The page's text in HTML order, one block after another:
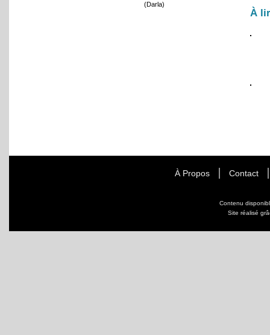
(Darla)
À
À Propos Contact
Contenu
Site réalisé